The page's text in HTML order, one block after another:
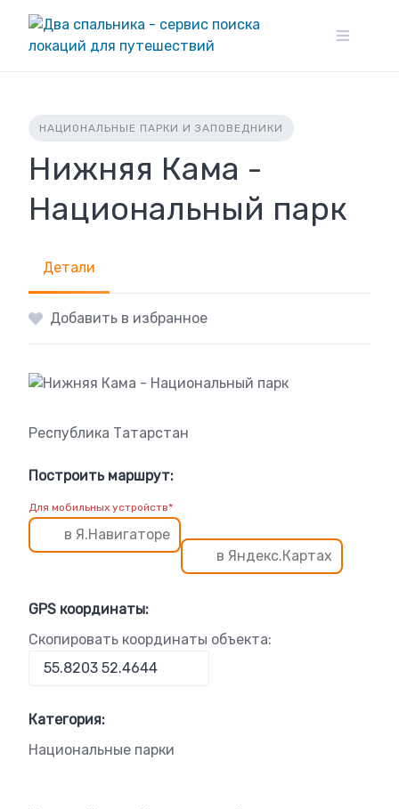
content
НАЦИОНАЛЬНЫЕ ПАРКИ И ЗАПОВЕДНИКИ
Нижняя Кама -
Национальный парк
Детали
Добавить в избранное
Республика Татарстан
Построить маршрут:
Для мобильных устройств*
в Я.Навигаторе
в Яндекс.Картах
GPS координаты:
Скопировать координаты объекта:
Категория:
Национальные парки